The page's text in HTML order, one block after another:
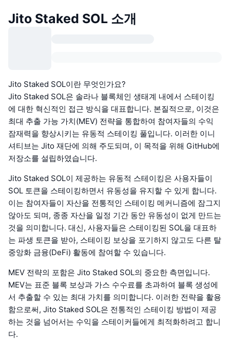
Jito Staked SOL 소개
Jito Staked SOL이란 무엇인가요?
Jito Staked SOL은 솔라나 블록체인 생태계 내에서 스테이킹
에 대한 혁신적인 접근 방식을 대표합니다. 본질적으로, 이것은
최대 추출 가능 가치(MEV) 전략을 통합하여 참여자들의 수익
잠재력을 향상시키는 유동적 스테이킹 풀입니다. 이러한 이니
셔티브는 Jito 재단에 의해 주도되며, 이 목적을 위해 GitHub에
저장소를 설립하였습니다.
Jito Staked SOL이 제공하는 유동적 스테이킹은 사용자들이
SOL 토큰을 스테이킹하면서 유동성을 유지할 수 있게 합니다.
이는 참여자들이 자산을 전통적인 스테이킹 메커니즘에 잠그지
않아도 되며, 종종 자산을 일정 기간 동안 유동성이 없게 만드는
것을 의미합니다. 대신, 사용자들은 스테이킹된 SOL을 대표하
는 파생 토큰을 받아, 스테이킹 보상을 포기하지 않고도 다른 탈
중앙화 금융(DeFi) 활동에 참여할 수 있습니다.
MEV 전략의 포함은 Jito Staked SOL의 중요한 측면입니다.
MEV는 표준 블록 보상과 가스 수수료를 초과하여 블록 생성에
서 추출할 수 있는 최대 가치를 의미합니다. 이러한 전략을 활용
함으로써, Jito Staked SOL은 전통적인 스테이킹 방법이 제공
하는 것을 넘어서는 수익을 스테이커들에게 최적화하려고 합니
다.